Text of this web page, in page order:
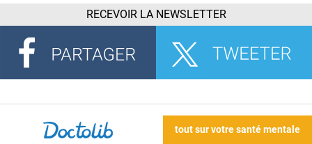
RECEVOIR LA NEWSLETTER
tout sur votre santé mentale